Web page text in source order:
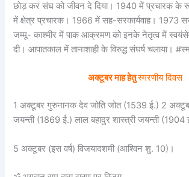
छोड़ कर संघ को जीवन दे दिया। 1940 में प्रचारक के
में क्षेत्र प्रचारक। 1966 में सह-सरकार्यवाह। 1973
जम्मू- काश्मीर में पाक आक्रमण को इनके नेतृत्व में
दी। आपातकाल में तानाशाही के विरुद्ध संघर्ष चलाया।
अक्टूबर माह हेतुस्मरणीय दिवस
1 अक्टूबर गुरुनानक देव जोति जोत (1539 ई.) 2 अक्टूबर
जयन्ती (1869 ई.) लाल बहादुर शास्त्री जयन्ती (1904
5 अक्टूबर (इस वर्ष) विजयादशमी (आश्विन शु. 10)।